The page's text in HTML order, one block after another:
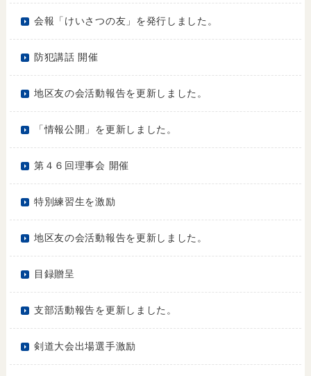
会報「けいさつの友」を発行しました。
防犯講話 開催
地区友の会活動報告を更新しました。
「情報公開」を更新しました。
第４６回理事会 開催
特別練習生を激励
地区友の会活動報告を更新しました。
目録贈呈
支部活動報告を更新しました。
剣道大会出場選手激励